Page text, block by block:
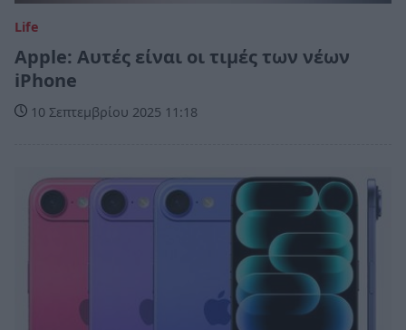
Life
Apple: Αυτές είναι οι τιμές των νέων
iPhone
10 Σεπτεμβρίου 2025 11:18